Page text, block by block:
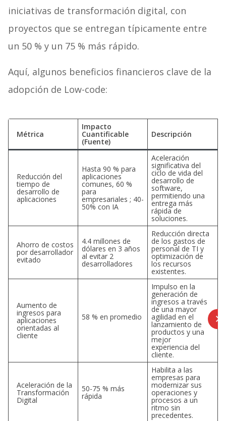
iniciativas de transformación digital, con
proyectos que se entregan típicamente entre
un 50 % y un 75 % más rápido.
Aquí, algunos beneficios financieros clave de la
adopción de Low-code:
Métrica
Impacto
Cuantificable
(Fuente)
Descripción
Reducción del
tiempo de
desarrollo de
aplicaciones
Hasta 90 % para
aplicaciones
comunes, 60 %
para
empresariales ; 40-
50% con IA
Aceleración
significativa del
ciclo de vida del
desarrollo de
software,
permitiendo una
entrega más
rápida de
soluciones.
Ahorro de costos
por desarrollador
evitado
4.4 millones de
dólares en 3 años
al evitar 2
desarrolladores
Reducción directa
de los gastos de
personal de TI y
optimización de
los recursos
existentes.
Aumento de
ingresos para
aplicaciones
orientadas al
cliente
58 % en promedio
Impulso en la
generación de
ingresos a través
de una mayor
agilidad en el
lanzamiento de
productos y una
mejor
experiencia del
cliente.
Aceleración de la
Transformación
Digital
50-75 % más
rápida
Habilita a las
empresas para
modernizar sus
operaciones y
procesos a un
ritmo sin
precedentes.